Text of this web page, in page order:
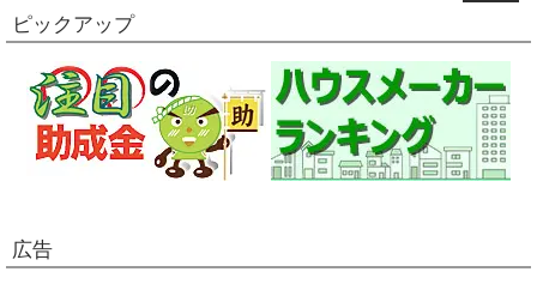
ピックアップ
広告